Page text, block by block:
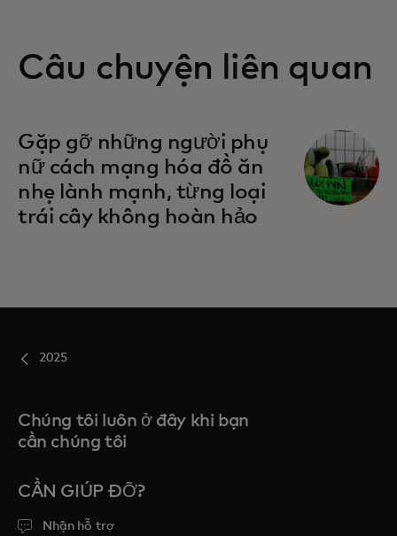
Câu chuyện liên quan
Gặp gỡ những người phụ
nữ cách mạng hóa đồ ăn
nhẹ lành mạnh, từng loại
trái cây không hoàn hảo
opens in a new tab
2025
Chúng tôi luôn ở đây khi bạn
cần chúng tôi
CẦN GIÚP ĐỠ?
Nhận hỗ trợ